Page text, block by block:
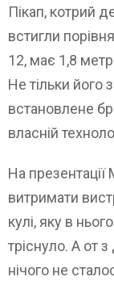
Пікап, котрий
встигли
12, має 1,8
Не тільки його
встановлене
власній
На
витримати
кулі, яку в
тріснуло. А от
нічого не